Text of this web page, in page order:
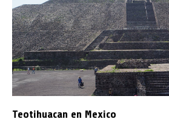
Teotihuacan en Mexico